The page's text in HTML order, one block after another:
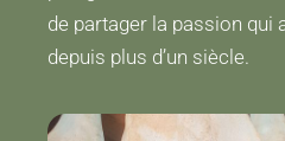
de partager la passion qui
depuis plus d’un siècle.